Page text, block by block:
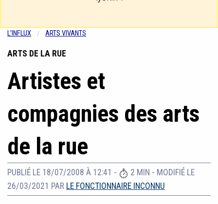
L'INFLUX ARTS VIVANTS
ARTS DE LA RUE
Artistes et
compagnies des arts
de la rue
PUBLIÉ LE 18/07/2008 À 12:41 - 2 MIN - MODIFIÉ LE
26/03/2021 PAR LE FONCTIONNAIRE INCONNU